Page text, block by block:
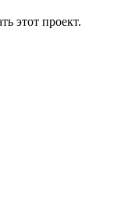
этот проект.